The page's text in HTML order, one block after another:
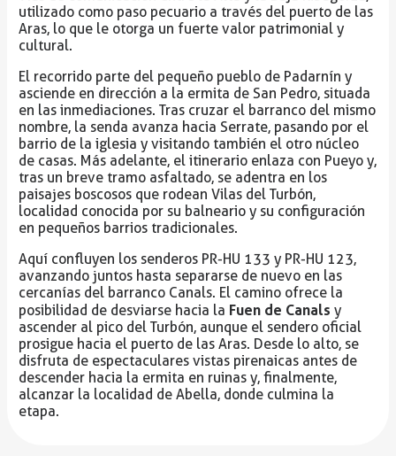
utilizado como paso pecuario a través del puerto de las
Aras, lo que le otorga un fuerte valor patrimonial y
cultural.
El recorrido parte del pequeño pueblo de Padarnín y
asciende en dirección a la ermita de San Pedro, situada
en las inmediaciones. Tras cruzar el barranco del mismo
nombre, la senda avanza hacia Serrate, pasando por el
barrio de la iglesia y visitando también el otro núcleo
de casas. Más adelante, el itinerario enlaza con Pueyo y,
tras un breve tramo asfaltado, se adentra en los
paisajes boscosos que rodean Vilas del Turbón,
localidad conocida por su balneario y su configuración
en pequeños barrios tradicionales.
Aquí confluyen los senderos PR-HU 133 y PR-HU 123,
avanzando juntos hasta separarse de nuevo en las
cercanías del barranco Canals. El camino ofrece la
posibilidad de desviarse hacia la Fuen de Canals y
ascender al pico del Turbón, aunque el sendero oficial
prosigue hacia el puerto de las Aras. Desde lo alto, se
disfruta de espectaculares vistas pirenaicas antes de
descender hacia la ermita en ruinas y, finalmente,
alcanzar la localidad de Abella, donde culmina la
etapa.